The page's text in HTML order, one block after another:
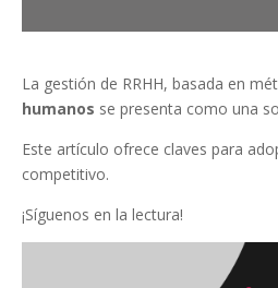
La gestión de RRHH, basada en
humanos se presenta como una
Este artículo ofrece claves para
competitivo.
¡Síguenos en la lectura!